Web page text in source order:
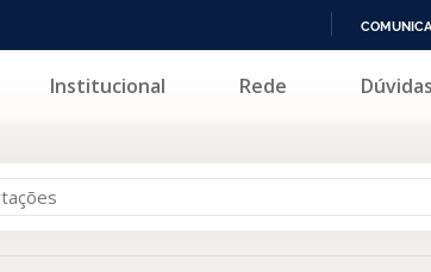
Amorim, Ana Cecília Ferreira de
Institucional Rede